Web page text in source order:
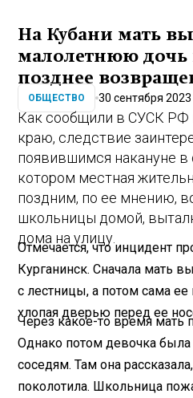
На Кубани мать
малолетнюю дочь
позднее
ОБЩЕСТВО 30 сентября
Как сообщили в СУСК РФ
краю, следствие
появившимся накануне в
котором местная
поздним, по ее мнению,
школьницы домой,
дома на улицу.
Отмечается, что инцидент
Курганинск. Сначала мать
с лестницы, а потом сама ее
хлопая дверью перед ее
Через какое-то время мать
Однако потом девочка
соседям. Там она
поколотила. Школьница